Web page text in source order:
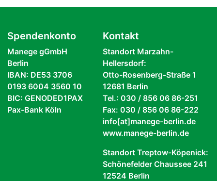
Spendenkonto
Manege gGmbH
Berlin
IBAN: DE53 3706
0193 6004 3560 10
BIC: GENODED1PAX
Pax-Bank Köln
Kontakt
Standort Marzahn-
Hellersdorf:
Otto-Rosenberg-Straße 1
12681 Berlin
Tel.: 030 / 856 06 86-251
Fax: 030 / 856 06 86-222
info[at]manege-berlin.de
www.manege-berlin.de
Standort Treptow-Köpenick:
Schönefelder Chaussee 241
12524 Berlin